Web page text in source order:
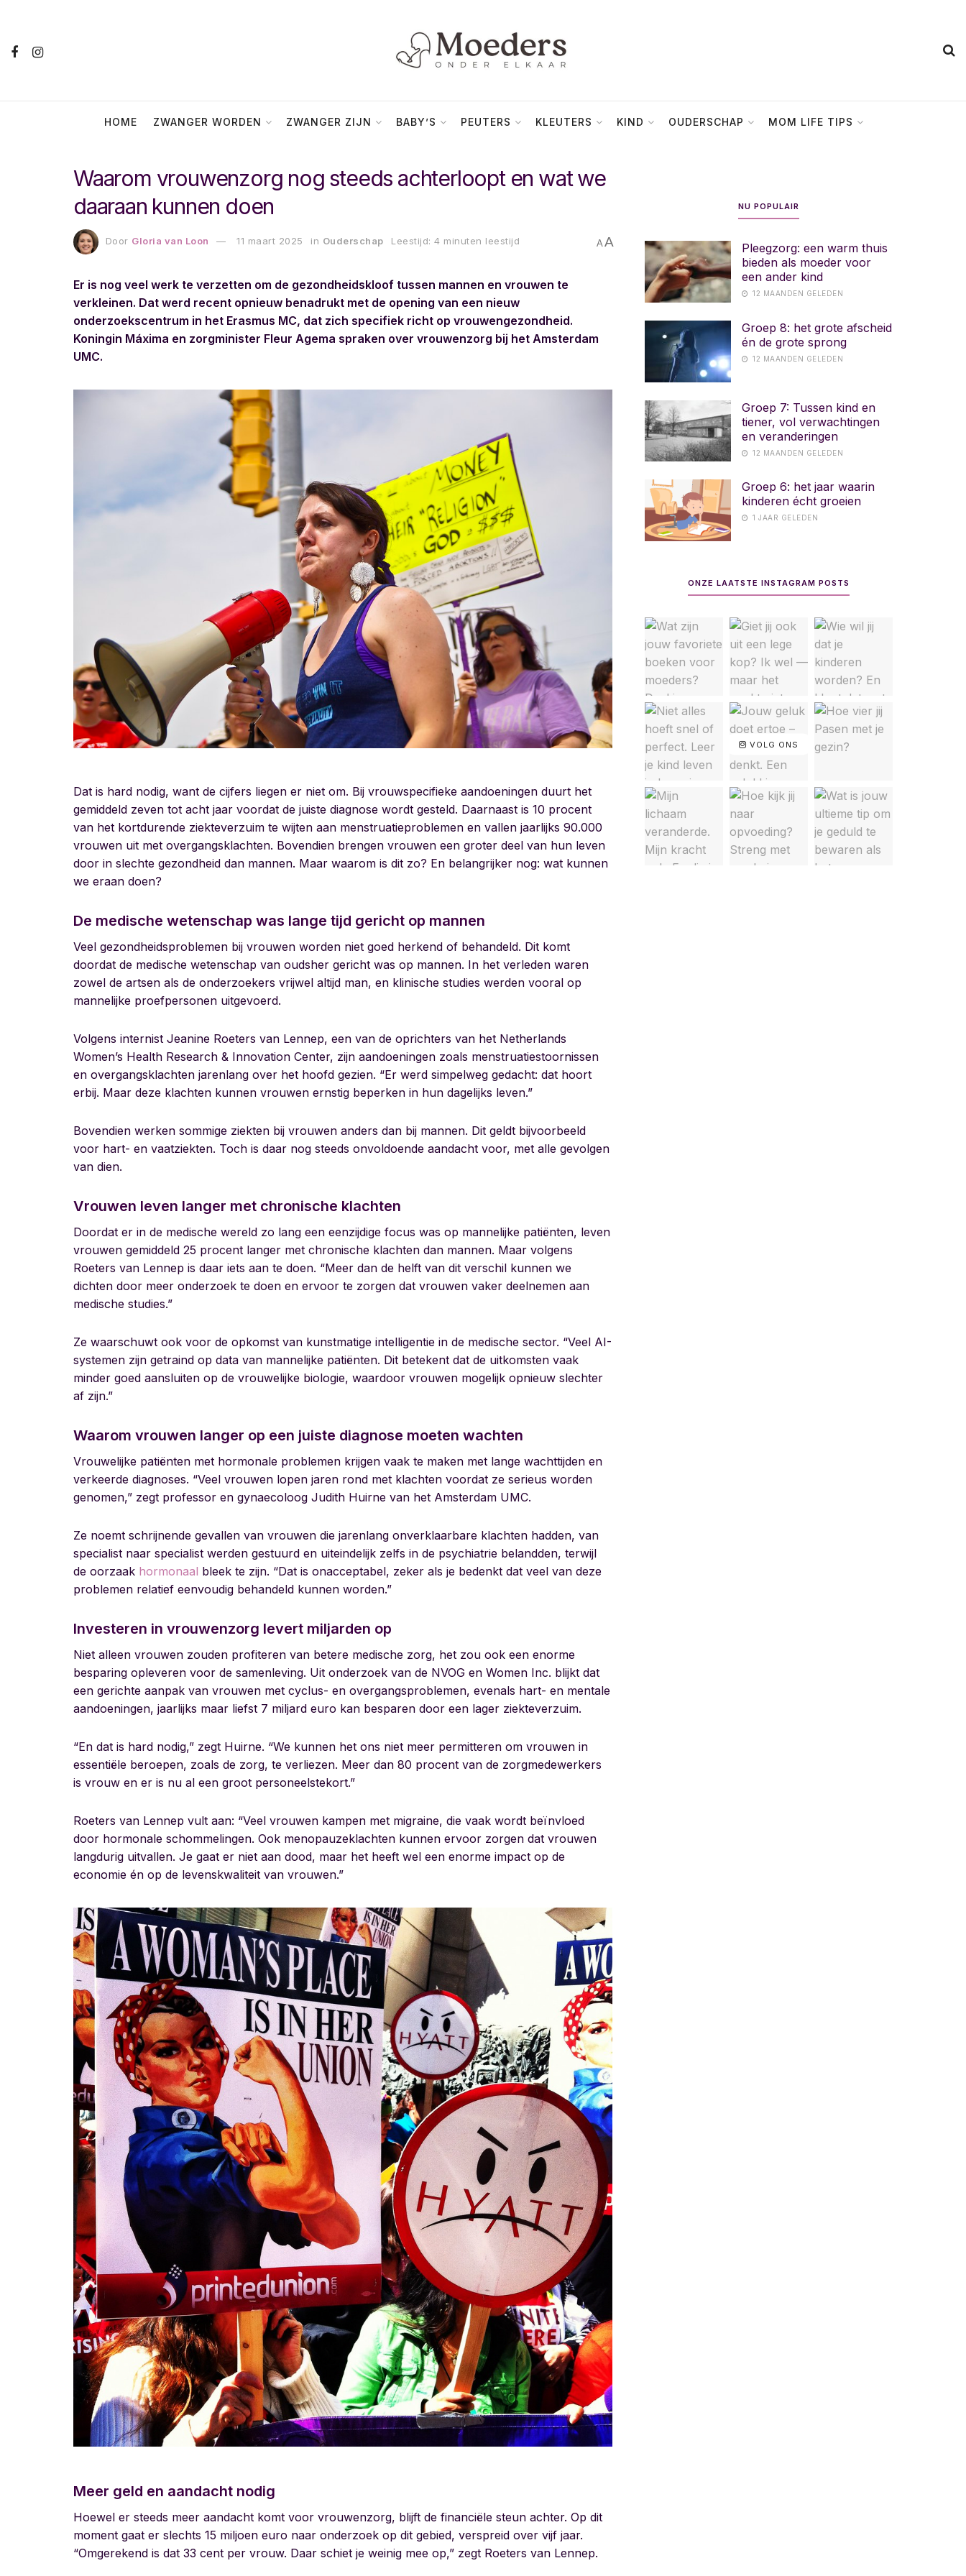
HOME ZWANGER WORDEN ZWANGER ZIJN BABY’S PEUTERS KLEUTERS KIND OUDERSCHAP MOM LIFE TIPS
Waarom vrouwenzorg nog steeds achterloopt en wat we
daaraan kunnen doen
Door Gloria van Loon 11 maart 2025 in Ouderschap Leestijd: 4 minuten leestijd A A
Er is nog veel werk te verzetten om de gezondheidskloof tussen mannen en vrouwen te
verkleinen. Dat werd recent opnieuw benadrukt met de opening van een nieuw
onderzoekscentrum in het Erasmus MC, dat zich specifiek richt op vrouwengezondheid.
Koningin Máxima en zorgminister Fleur Agema spraken over vrouwenzorg bij het Amsterdam
UMC.
Dat is hard nodig, want de cijfers liegen er niet om. Bij vrouwspecifieke aandoeningen duurt het
gemiddeld zeven tot acht jaar voordat de juiste diagnose wordt gesteld. Daarnaast is 10 procent
van het kortdurende ziekteverzuim te wijten aan menstruatieproblemen en vallen jaarlijks 90.000
vrouwen uit met overgangsklachten. Bovendien brengen vrouwen een groter deel van hun leven
door in slechte gezondheid dan mannen. Maar waarom is dit zo? En belangrijker nog: wat kunnen
we eraan doen?
De medische wetenschap was lange tijd gericht op mannen
Veel gezondheidsproblemen bij vrouwen worden niet goed herkend of behandeld. Dit komt
doordat de medische wetenschap van oudsher gericht was op mannen. In het verleden waren
zowel de artsen als de onderzoekers vrijwel altijd man, en klinische studies werden vooral op
mannelijke proefpersonen uitgevoerd.
Volgens internist Jeanine Roeters van Lennep, een van de oprichters van het Netherlands
Women’s Health Research & Innovation Center, zijn aandoeningen zoals menstruatiestoornissen
en overgangsklachten jarenlang over het hoofd gezien. “Er werd simpelweg gedacht: dat hoort
erbij. Maar deze klachten kunnen vrouwen ernstig beperken in hun dagelijks leven.”
Bovendien werken sommige ziekten bij vrouwen anders dan bij mannen. Dit geldt bijvoorbeeld
voor hart- en vaatziekten. Toch is daar nog steeds onvoldoende aandacht voor, met alle gevolgen
van dien.
Vrouwen leven langer met chronische klachten
Doordat er in de medische wereld zo lang een eenzijdige focus was op mannelijke patiënten, leven
vrouwen gemiddeld 25 procent langer met chronische klachten dan mannen. Maar volgens
Roeters van Lennep is daar iets aan te doen. “Meer dan de helft van dit verschil kunnen we
dichten door meer onderzoek te doen en ervoor te zorgen dat vrouwen vaker deelnemen aan
medische studies.”
Ze waarschuwt ook voor de opkomst van kunstmatige intelligentie in de medische sector. “Veel AI-
systemen zijn getraind op data van mannelijke patiënten. Dit betekent dat de uitkomsten vaak
minder goed aansluiten op de vrouwelijke biologie, waardoor vrouwen mogelijk opnieuw slechter
af zijn.”
Waarom vrouwen langer op een juiste diagnose moeten wachten
Vrouwelijke patiënten met hormonale problemen krijgen vaak te maken met lange wachttijden en
verkeerde diagnoses. “Veel vrouwen lopen jaren rond met klachten voordat ze serieus worden
genomen,” zegt professor en gynaecoloog Judith Huirne van het Amsterdam UMC.
Ze noemt schrijnende gevallen van vrouwen die jarenlang onverklaarbare klachten hadden, van
specialist naar specialist werden gestuurd en uiteindelijk zelfs in de psychiatrie belandden, terwijl
de oorzaak hormonaal bleek te zijn. “Dat is onacceptabel, zeker als je bedenkt dat veel van deze
problemen relatief eenvoudig behandeld kunnen worden.”
Investeren in vrouwenzorg levert miljarden op
Niet alleen vrouwen zouden profiteren van betere medische zorg, het zou ook een enorme
besparing opleveren voor de samenleving. Uit onderzoek van de NVOG en Women Inc. blijkt dat
een gerichte aanpak van vrouwen met cyclus- en overgangsproblemen, evenals hart- en mentale
aandoeningen, jaarlijks maar liefst 7 miljard euro kan besparen door een lager ziekteverzuim.
“En dat is hard nodig,” zegt Huirne. “We kunnen het ons niet meer permitteren om vrouwen in
essentiële beroepen, zoals de zorg, te verliezen. Meer dan 80 procent van de zorgmedewerkers
is vrouw en er is nu al een groot personeelstekort.”
Roeters van Lennep vult aan: “Veel vrouwen kampen met migraine, die vaak wordt beïnvloed
door hormonale schommelingen. Ook menopauzeklachten kunnen ervoor zorgen dat vrouwen
langdurig uitvallen. Je gaat er niet aan dood, maar het heeft wel een enorme impact op de
economie én op de levenskwaliteit van vrouwen.”
Meer geld en aandacht nodig
Hoewel er steeds meer aandacht komt voor vrouwenzorg, blijft de financiële steun achter. Op dit
moment gaat er slechts 15 miljoen euro naar onderzoek op dit gebied, verspreid over vijf jaar.
“Omgerekend is dat 33 cent per vrouw. Daar schiet je weinig mee op,” zegt Roeters van Lennep.
NU POPULAIR
Pleegzorg: een warm thuis
bieden als moeder voor
een ander kind
12 MAANDEN GELEDEN
Groep 8: het grote afscheid
én de grote sprong
12 MAANDEN GELEDEN
Groep 7: Tussen kind en
tiener, vol verwachtingen
en veranderingen
12 MAANDEN GELEDEN
Groep 6: het jaar waarin
kinderen écht groeien
1 JAAR GELEDEN
ONZE LAATSTE INSTAGRAM POSTS
VOLG ONS